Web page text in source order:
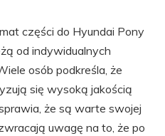
części do Hyundai Pony
od indywidualnych
osób podkreśla, że
się wysoką jakością
że są warte swojej
uwagę na to, że po